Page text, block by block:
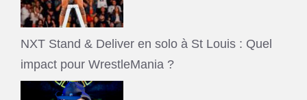
NXT Stand & Deliver en solo à St Louis : Quel
impact pour WrestleMania ?